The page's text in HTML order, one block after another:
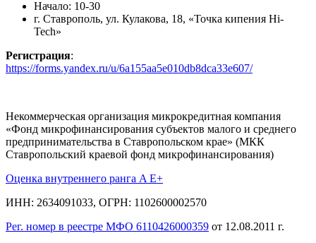
Начало: 10-30
г. Ставрополь, ул. Кулакова, 18, «Точка кипения Hi-
Tech»
Регистрация:
https://forms.yandex.ru/u/6a155aa5e010db8dca33e607/
Некоммерческая организация микрокредитная компания
«Фонд микрофинансирования субъектов малого и среднего
предпринимательства в Ставропольском крае» (МКК
Ставропольский краевой фонд микрофинансирования)
Оценка внутреннего ранга A E+
ИНН: 2634091033, ОГРН: 1102600002570
Рег. номер в реестре МФО 6110426000359 от 12.08.2011 г.